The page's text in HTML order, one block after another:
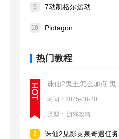
9 7动凯格尔运动
10 Plotagon
热门教程
诛仙2鬼王怎么加点 鬼
时间：2025-08-20
类型： 游戏攻略
2 诛仙2见影灵泉奇遇任务